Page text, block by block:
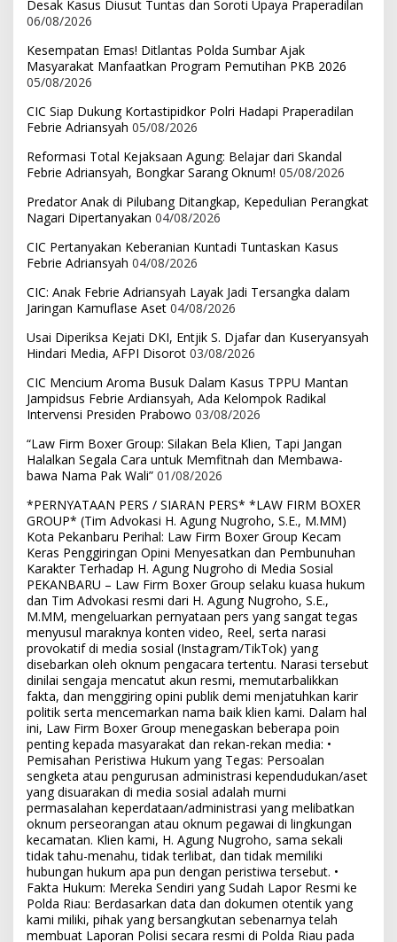
Desak Kasus Diusut Tuntas dan Soroti Upaya Praperadilan
06/08/2026
Kesempatan Emas! Ditlantas Polda Sumbar Ajak
Masyarakat Manfaatkan Program Pemutihan PKB 2026
05/08/2026
CIC Siap Dukung Kortastipidkor Polri Hadapi Praperadilan
Febrie Adriansyah 05/08/2026
Reformasi Total Kejaksaan Agung: Belajar dari Skandal
Febrie Adriansyah, Bongkar Sarang Oknum! 05/08/2026
Predator Anak di Pilubang Ditangkap, Kepedulian Perangkat
Nagari Dipertanyakan 04/08/2026
CIC Pertanyakan Keberanian Kuntadi Tuntaskan Kasus
Febrie Adriansyah 04/08/2026
CIC: Anak Febrie Adriansyah Layak Jadi Tersangka dalam
Jaringan Kamuflase Aset 04/08/2026
Usai Diperiksa Kejati DKI, Entjik S. Djafar dan Kuseryansyah
Hindari Media, AFPI Disorot 03/08/2026
CIC Mencium Aroma Busuk Dalam Kasus TPPU Mantan
Jampidsus Febrie Ardiansyah, Ada Kelompok Radikal
Intervensi Presiden Prabowo 03/08/2026
“Law Firm Boxer Group: Silakan Bela Klien, Tapi Jangan
Halalkan Segala Cara untuk Memfitnah dan Membawa-
bawa Nama Pak Wali” 01/08/2026
*PERNYATAAN PERS / SIARAN PERS* *LAW FIRM BOXER
GROUP* (Tim Advokasi H. Agung Nugroho, S.E., M.MM)
Kota Pekanbaru Perihal: Law Firm Boxer Group Kecam
Keras Penggiringan Opini Menyesatkan dan Pembunuhan
Karakter Terhadap H. Agung Nugroho di Media Sosial
PEKANBARU – Law Firm Boxer Group selaku kuasa hukum
dan Tim Advokasi resmi dari H. Agung Nugroho, S.E.,
M.MM, mengeluarkan pernyataan pers yang sangat tegas
menyusul maraknya konten video, Reel, serta narasi
provokatif di media sosial (Instagram/TikTok) yang
disebarkan oleh oknum pengacara tertentu. Narasi tersebut
dinilai sengaja mencatut akun resmi, memutarbalikkan
fakta, dan menggiring opini publik demi menjatuhkan karir
politik serta mencemarkan nama baik klien kami. Dalam hal
ini, Law Firm Boxer Group menegaskan beberapa poin
penting kepada masyarakat dan rekan-rekan media: •
Pemisahan Peristiwa Hukum yang Tegas: Persoalan
sengketa atau pengurusan administrasi kependudukan/aset
yang disuarakan di media sosial adalah murni
permasalahan keperdataan/administrasi yang melibatkan
oknum perseorangan atau oknum pegawai di lingkungan
kecamatan. Klien kami, H. Agung Nugroho, sama sekali
tidak tahu-menahu, tidak terlibat, dan tidak memiliki
hubungan hukum apa pun dengan peristiwa tersebut. •
Fakta Hukum: Mereka Sendiri yang Sudah Lapor Resmi ke
Polda Riau: Berdasarkan data dan dokumen otentik yang
kami miliki, pihak yang bersangkutan sebenarnya telah
membuat Laporan Polisi secara resmi di Polda Riau pada